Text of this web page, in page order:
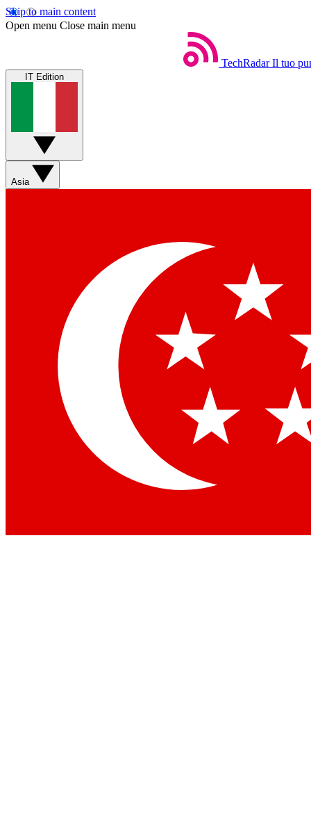
Skip to main content
Open menu Close main menu
TechRadar Il tuo
IT Edition
Asia